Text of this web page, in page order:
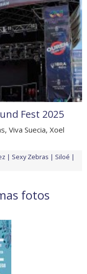
Fest 2025
Viva Suecia, Xoel
Sexy Zebras
Siloé
fotos